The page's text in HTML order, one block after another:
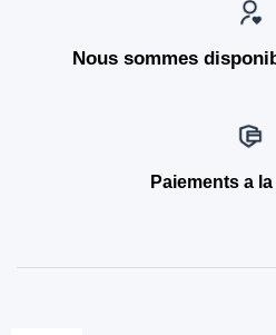
Nous sommes
Paiements a